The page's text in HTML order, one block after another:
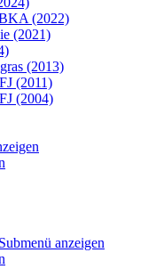
(2022)
(2021)
(2013)
(2011)
(2004)
Submenü anzeigen